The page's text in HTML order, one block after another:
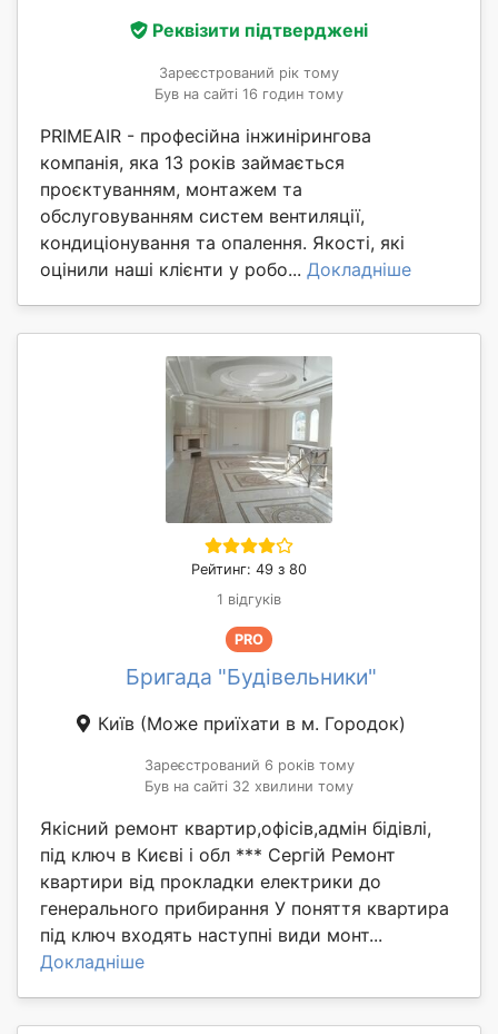
Реквізити підтверджені
Зареєстрований рік тому
Був на сайті 16 годин тому
PRIMEAIR - професійна інжинірингова
компанія, яка 13 років займається
проєктуванням, монтажем та
обслуговуванням систем вентиляції,
кондиціонування та опалення. Якості, які
оцінили наші клієнти у робо... Докладніше
Рейтинг: 49 з 80
1 відгуків
PRO
Бригада "Будівельники"
Київ (Може приїхати в м. Городок)
Зареєстрований 6 років тому
Був на сайті 32 хвилини тому
Якісний ремонт квартир,офісів,адмін бідівлі,
під ключ в Києві і обл *** Сергій Ремонт
квартири від прокладки електрики до
генерального прибирання У поняття квартира
під ключ входять наступні види монт...
Докладніше